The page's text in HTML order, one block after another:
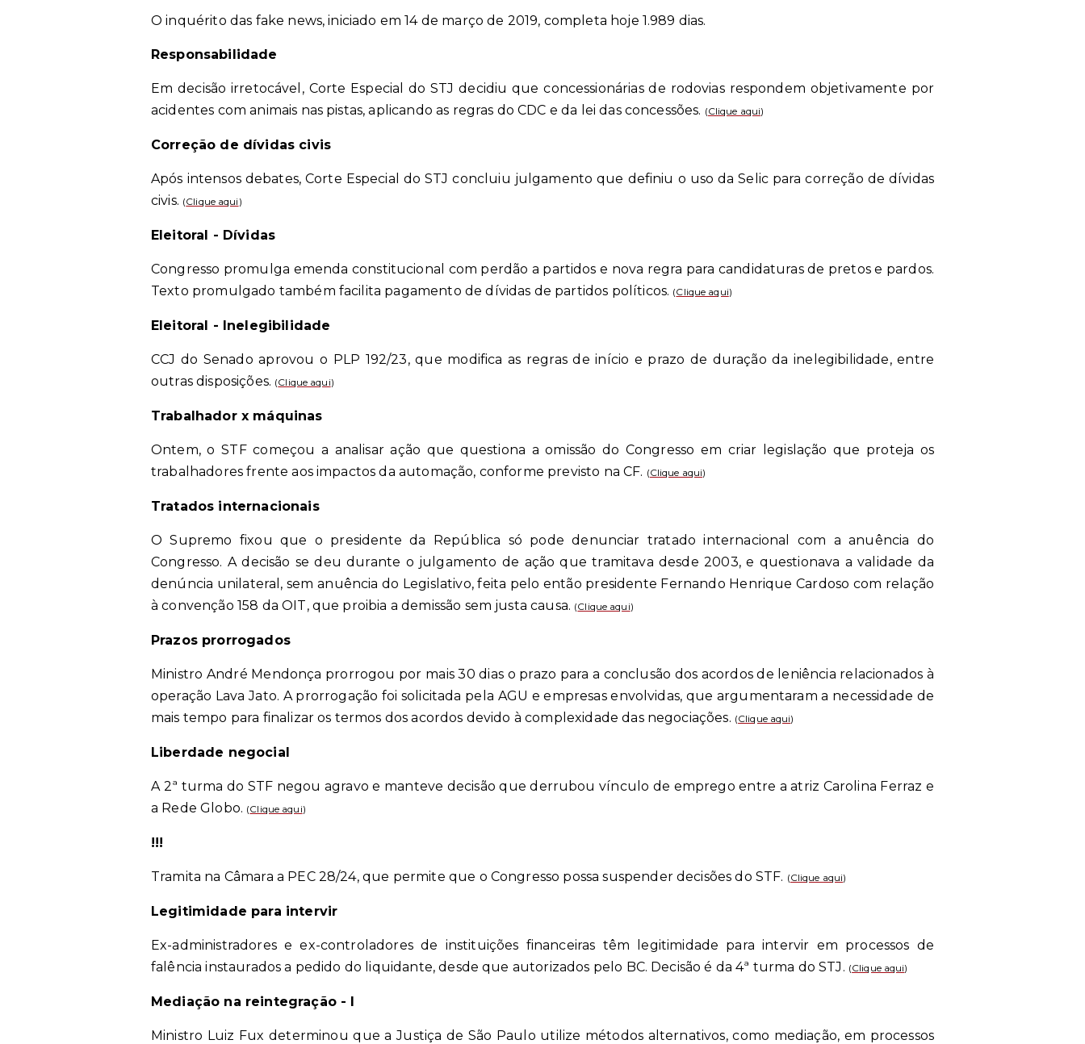
O inquérito das fake news, iniciado em 14 de março de 2019, completa hoje 1.989 dias.
Responsabilidade
Em decisão irretocável, Corte Especial do STJ decidiu que concessionárias de rodovias respondem objetivamente por
acidentes com animais nas pistas, aplicando as regras do CDC e da lei das concessões. (Clique aqui)
Correção de dívidas civis
Após intensos debates, Corte Especial do STJ concluiu julgamento que definiu o uso da Selic para correção de dívidas
civis. (Clique aqui )
Eleitoral - Dívidas
Congresso promulga emenda constitucional com perdão a partidos e nova regra para candidaturas de pretos e pardos.
Texto promulgado também facilita pagamento de dívidas de partidos políticos. (Clique aqui)
Eleitoral - Inelegibilidade
CCJ do Senado aprovou o PLP 192/23, que modifica as regras de início e prazo de duração da inelegibilidade, entre
outras disposições. (Clique aqui)
Trabalhador x máquinas
Ontem, o STF começou a analisar ação que questiona a omissão do Congresso em criar legislação que proteja os
trabalhadores frente aos impactos da automação, conforme previsto na CF. (Clique aqui)
Tratados internacionais
O Supremo fixou que o presidente da República só pode denunciar tratado internacional com a anuência do
Congresso. A decisão se deu durante o julgamento de ação que tramitava desde 2003, e questionava a validade da
denúncia unilateral, sem anuência do Legislativo, feita pelo então presidente Fernando Henrique Cardoso com relação
à convenção 158 da OIT, que proibia a demissão sem justa causa. (Clique aqui)
Prazos prorrogados
Ministro André Mendonça prorrogou por mais 30 dias o prazo para a conclusão dos acordos de leniência relacionados à
operação Lava Jato. A prorrogação foi solicitada pela AGU e empresas envolvidas, que argumentaram a necessidade de
mais tempo para finalizar os termos dos acordos devido à complexidade das negociações. (Clique aqui)
Liberdade negocial
A 2ª turma do STF negou agravo e manteve decisão que derrubou vínculo de emprego entre a atriz Carolina Ferraz e
a Rede Globo. (Clique aqui)
!!!
Tramita na Câmara a PEC 28/24, que permite que o Congresso possa suspender decisões do STF. (Clique aqui)
Legitimidade para intervir
Ex-administradores e ex-controladores de instituições financeiras têm legitimidade para intervir em processos de
falência instaurados a pedido do liquidante, desde que autorizados pelo BC. Decisão é da 4ª turma do STJ. (Clique aqui)
Mediação na reintegração - I
Ministro Luiz Fux determinou que a Justiça de São Paulo utilize métodos alternativos, como mediação, em processos